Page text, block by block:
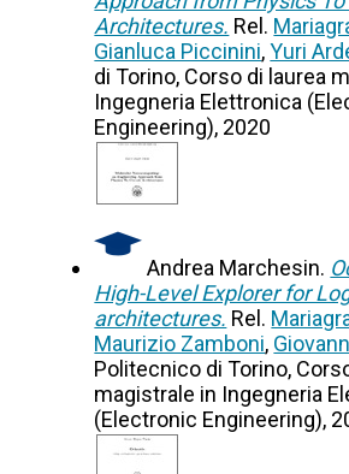
Architectures. Rel.
Gianluca Piccinini,Yuri
di Torino, Corso di laurea
Ingegneria Elettronica
Engineering), 2020
Andrea Marchesin.
High-Level Explorer for
architectures. Rel.
Maurizio Zamboni,
Politecnico di Torino,
magistrale in Ingegneria
(Electronic Engineering),